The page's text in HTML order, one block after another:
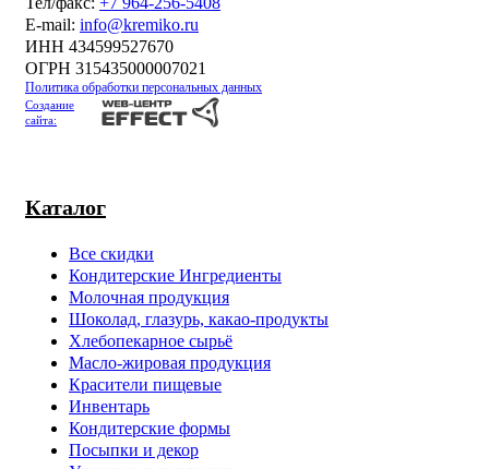
Каталог
Все скидки
Кондитерские Ингредиенты
Молочная продукция
Шоколад, глазурь, какао-продукты
Хлебопекарное сырьё
Масло-жировая продукция
Красители пищевые
Инвентарь
Кондитерские формы
Посыпки и декор
Е-mail: info@kremiko.ru
ИНН 434599527670
ОГРН 315435000007021
Политика обработки персональных данных
Создание
сайта: